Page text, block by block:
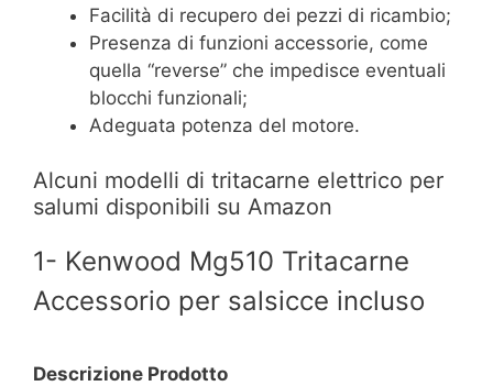
Facilità di recupero dei pezzi di ricambio;
Presenza di funzioni accessorie, come
quella “reverse” che impedisce eventuali
blocchi funzionali;
Adeguata potenza del motore.
Alcuni modelli di tritacarne elettrico per
salumi disponibili su Amazon
1- Kenwood Mg510 Tritacarne
Accessorio per salsicce incluso
Descrizione Prodotto